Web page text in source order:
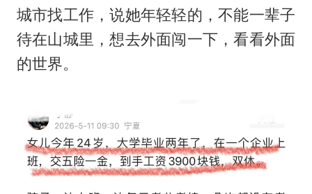
城市找工作，说她年轻轻的，不能一辈子
待在山城里，想去外面闯一下，看看外面
的世界。